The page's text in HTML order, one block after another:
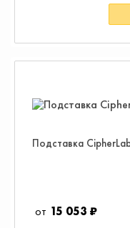
Подставка
15 053 ₽